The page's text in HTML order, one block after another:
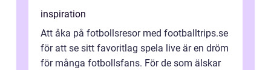
inspiration
Att åka på fotbollsresor med footballtrips.se
för att se sitt favoritlag spela live är en dröm
för många fotbollsfans. För de som älskar